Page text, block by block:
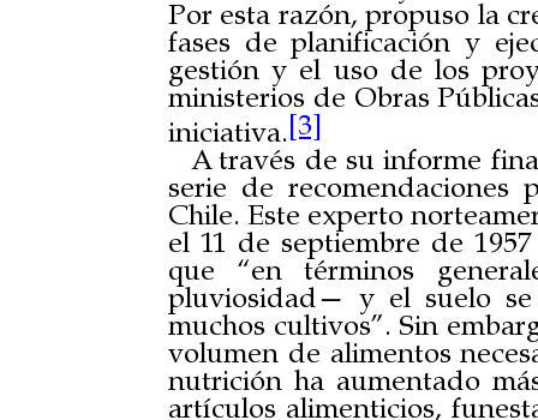
Por esta razón, propuso la
fases de planificación y
gestión y el uso de los
ministerios de Obras
iniciativa.[3]
A través de su informe
serie de recomendaciones
Chile. Este experto
el 11 de septiembre de
que “en términos
pluviosidad— y el suelo
muchos cultivos”. Sin
volumen de alimentos
nutrición ha aumentado
artículos alimenticios,